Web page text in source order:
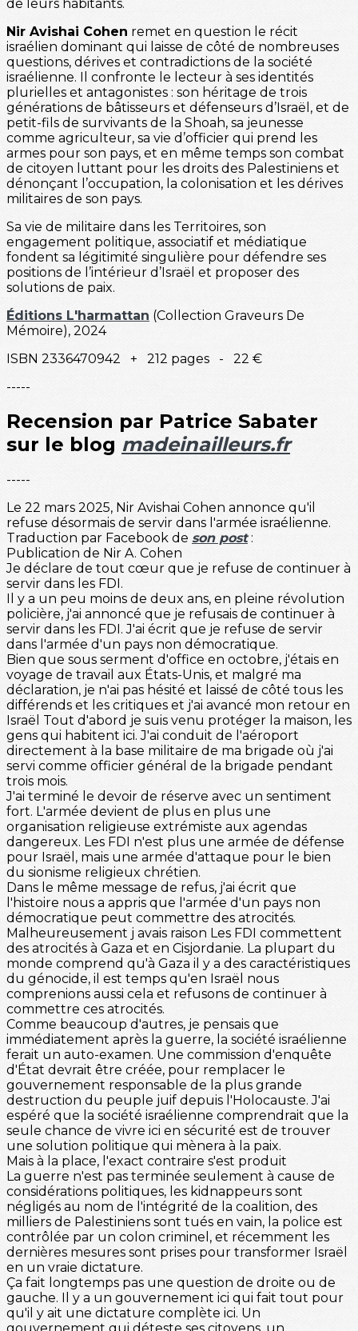
de leurs habitants.
Nir Avishai Cohen remet en question le récit
israélien dominant qui laisse de côté de nombreuses
questions, dérives et contradictions de la société
israélienne. Il confronte le lecteur à ses identités
plurielles et antagonistes : son héritage de trois
générations de bâtisseurs et défenseurs d’Israël, et de
petit-fils de survivants de la Shoah, sa jeunesse
comme agriculteur, sa vie d’officier qui prend les
armes pour son pays, et en même temps son combat
de citoyen luttant pour les droits des Palestiniens et
dénonçant l’occupation, la colonisation et les dérives
militaires de son pays.
Sa vie de militaire dans les Territoires, son
engagement politique, associatif et médiatique
fondent sa légitimité singulière pour défendre ses
positions de l’intérieur d’Israël et proposer des
solutions de paix.
Éditions L'harmattan (Collection Graveurs De
Mémoire), 2024
ISBN 2336470942 + 212 pages - 22 €
-----
Recension par Patrice Sabater
sur le blog madeinailleurs.fr
-----
Le 22 mars 2025, Nir Avishai Cohen annonce qu'il
refuse désormais de servir dans l'armée israélienne.
Traduction par Facebook de son post:
Publication de Nir A. Cohen
Je déclare de tout cœur que je refuse de continuer à
servir dans les FDI.
Il y a un peu moins de deux ans, en pleine révolution
policière, j'ai annoncé que je refusais de continuer à
servir dans les FDI. J'ai écrit que je refuse de servir
dans l'armée d'un pays non démocratique.
Bien que sous serment d'office en octobre, j'étais en
voyage de travail aux États-Unis, et malgré ma
déclaration, je n'ai pas hésité et laissé de côté tous les
différends et les critiques et j'ai avancé mon retour en
Israël Tout d'abord je suis venu protéger la maison, les
gens qui habitent ici. J'ai conduit de l'aéroport
directement à la base militaire de ma brigade où j'ai
servi comme officier général de la brigade pendant
trois mois.
J'ai terminé le devoir de réserve avec un sentiment
fort. L'armée devient de plus en plus une
organisation religieuse extrémiste aux agendas
dangereux. Les FDI n'est plus une armée de défense
pour Israël, mais une armée d'attaque pour le bien
du sionisme religieux chrétien.
Dans le même message de refus, j'ai écrit que
l'histoire nous a appris que l'armée d'un pays non
démocratique peut commettre des atrocités.
Malheureusement j avais raison Les FDI commettent
des atrocités à Gaza et en Cisjordanie. La plupart du
monde comprend qu'à Gaza il y a des caractéristiques
du génocide, il est temps qu'en Israël nous
comprenions aussi cela et refusons de continuer à
commettre ces atrocités.
Comme beaucoup d'autres, je pensais que
immédiatement après la guerre, la société israélienne
ferait un auto-examen. Une commission d'enquête
d'État devrait être créée, pour remplacer le
gouvernement responsable de la plus grande
destruction du peuple juif depuis l'Holocauste. J'ai
espéré que la société israélienne comprendrait que la
seule chance de vivre ici en sécurité est de trouver
une solution politique qui mènera à la paix.
Mais à la place, l'exact contraire s'est produit
La guerre n'est pas terminée seulement à cause de
considérations politiques, les kidnappeurs sont
négligés au nom de l'intégrité de la coalition, des
milliers de Palestiniens sont tués en vain, la police est
contrôlée par un colon criminel, et récemment les
dernières mesures sont prises pour transformer Israël
en un vraie dictature.
Ça fait longtemps pas une question de droite ou de
gauche. Il y a un gouvernement ici qui fait tout pour
qu'il y ait une dictature complète ici. Un